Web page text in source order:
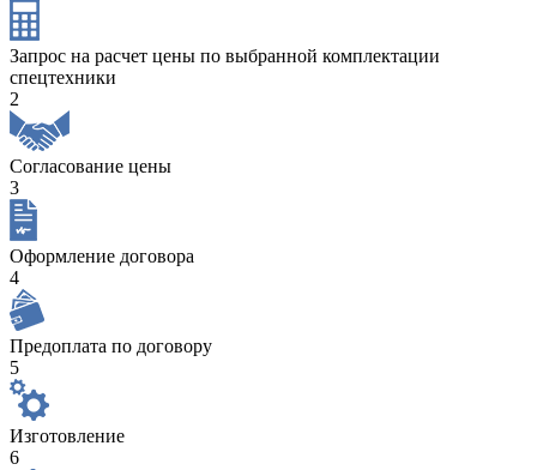
Запрос на расчет цены по выбранной комплектации
спецтехники
2
Согласование цены
3
Оформление договора
4
Предоплата по договору
5
Изготовление
6